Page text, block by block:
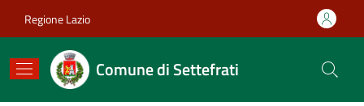
Regione Lazio
Comune di Settefrati